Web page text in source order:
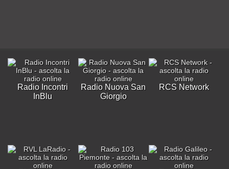
Radio Incontri
InBlu
Radio Nuova San
Giorgio
RCS Network